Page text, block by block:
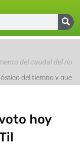
del tiempo y que
del caudal del río
hoy